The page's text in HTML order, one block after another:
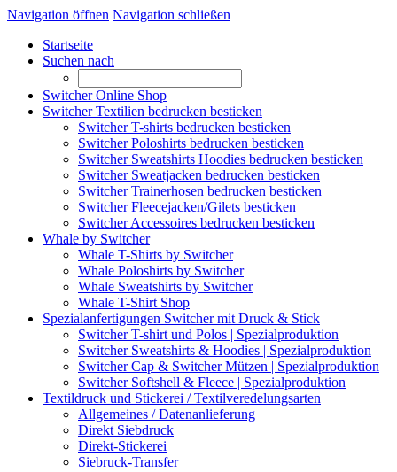
Navigation öffnen Navigation schließen
Startseite
Suchen nach
Switcher Online Shop
Switcher Textilien bedrucken besticken
Switcher T-shirts bedrucken besticken
Switcher Poloshirts bedrucken besticken
Switcher Sweatshirts Hoodies bedrucken besticken
Switcher Sweatjacken bedrucken besticken
Switcher Trainerhosen bedrucken besticken
Switcher Fleecejacken/Gilets besticken
Switcher Accessoires bedrucken besticken
Whale by Switcher
Whale T-Shirts by Switcher
Whale Poloshirts by Switcher
Whale Sweatshirts by Switcher
Whale T-Shirt Shop
Spezialanfertigungen Switcher mit Druck & Stick
Switcher T-shirt und Polos | Spezialproduktion
Switcher Sweatshirts & Hoodies | Spezialproduktion
Switcher Cap & Switcher Mützen | Spezialproduktion
Switcher Softshell & Fleece | Spezialproduktion
Textildruck und Stickerei / Textilveredelungsarten
Allgemeines / Datenanlieferung
Direkt Siebdruck
Direkt-Stickerei
Siebruck-Transfer